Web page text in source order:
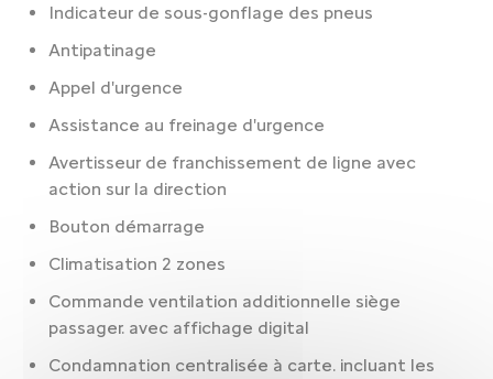
Indicateur de sous-gonflage des pneus
Antipatinage
Appel d'urgence
Assistance au freinage d'urgence
Avertisseur de franchissement de ligne avec
action sur la direction
Bouton démarrage
Climatisation 2 zones
Commande ventilation additionnelle siège
passager. avec affichage digital
Condamnation centralisée à carte. incluant les